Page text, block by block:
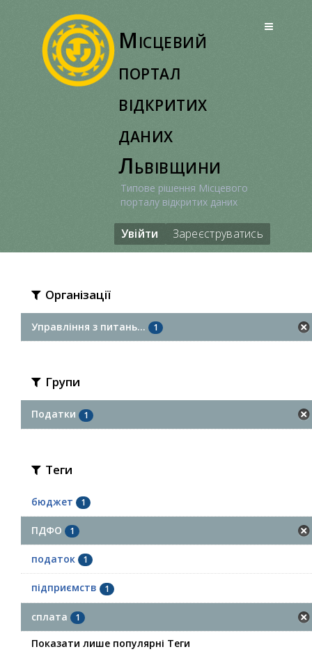
Місцевий
портал
відкритих
даних
Львівщини
Типове рішення Місцевого
порталу відкритих даних
Увійти Зареєструватись
Організації
Управління з питань... 1
Групи
Податки 1
Теги
бюджет 1
ПДФО 1
податок 1
підприємств 1
сплата 1
Показати лише популярні Теги